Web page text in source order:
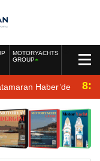
MOTORYACHTS
GROUP
Haber’de